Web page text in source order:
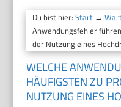
Du bist hier:Start →
Anwendungsfehler
der Nutzung eines
WELCHE
HÄUFIGSTEN ZU
NUTZUNG EINES